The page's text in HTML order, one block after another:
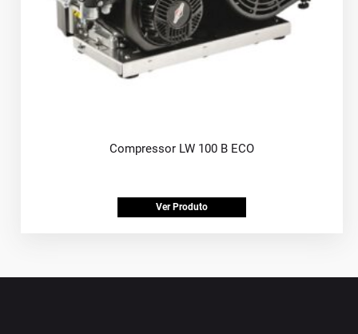
Compressor LW 100 B ECO
Ver Produto